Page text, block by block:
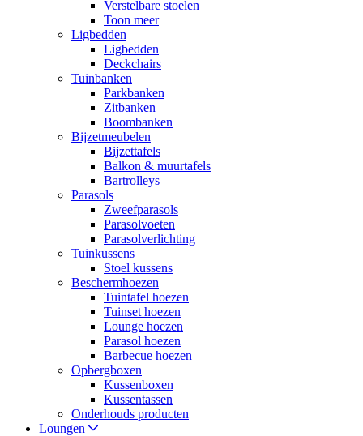
Verstelbare stoelen
Toon meer
Ligbedden
Ligbedden
Deckchairs
Tuinbanken
Parkbanken
Zitbanken
Boombanken
Bijzetmeubelen
Bijzettafels
Balkon & muurtafels
Bartrolleys
Parasols
Zweefparasols
Parasolvoeten
Parasolverlichting
Tuinkussens
Stoel kussens
Beschermhoezen
Tuintafel hoezen
Tuinset hoezen
Lounge hoezen
Parasol hoezen
Barbecue hoezen
Opbergboxen
Kussenboxen
Kussentassen
Onderhouds producten
Loungen